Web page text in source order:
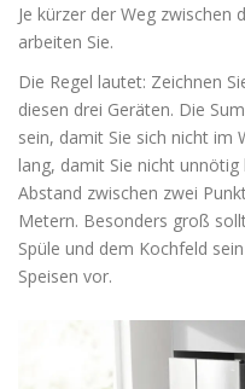
Je kürzer der Weg
arbeiten Sie.
Die Regel lautet: Zeichnen
diesen drei Geräten. Die
sein, damit Sie sich nicht im
lang, damit Sie nicht
Abstand zwischen zwei
Metern. Besonders groß
Spüle und dem Kochfeld
Speisen vor.